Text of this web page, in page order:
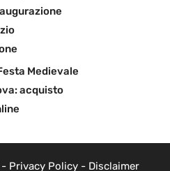
Medievale
acquisto
Privacy Policy- Disclaimer